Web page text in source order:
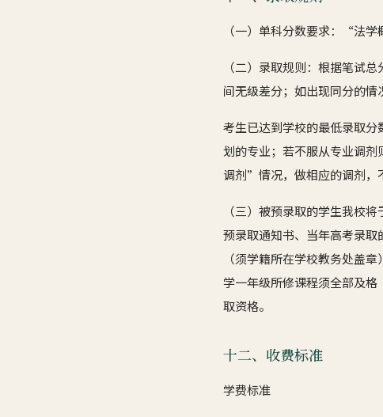
（一）单科分数要求：“法
（二）录取规则：根据笔试
间无级差分；如出现同分的情
考生已达到学校的最低录取
划的专业；若不服从专业调
调剂”情况，做相应的调剂，
（三）被预录取的学生我校
预录取通知书、当年高考录
（须学籍所在学校教务处盖
学一年级所修课程须全部及
取资格。
十二、收费标准
学费标准